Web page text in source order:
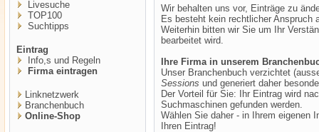
Livesuche
TOP100
Suchtipps
Eintrag
Info,s und Regeln
Firma eintragen
Linknetzwerk
Branchenbuch
Online-Shop
Wir behalten uns vor, Einträge zu
Es besteht kein rechtlicher Anspruch
Weiterhin bitten wir Sie um Ihr
bearbeitet wird.
Ihre Firma in unserem
Unser Branchenbuch verzichtet
Sessions und generiert daher
Der Vorteil für Sie: Ihr Eintrag wird
Suchmaschinen gefunden werden.
Wählen Sie daher - in Ihrem eigenen
Ihren Eintrag!